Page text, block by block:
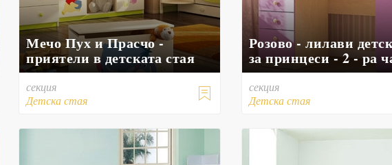
Мечо Пух и Прасчо -
приятели в детската стая

секция
Детска стая
Розово - лилави
за принцеси - 2 - ра
секция
Детска стая